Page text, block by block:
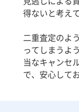
得ないと考え
二重査定のよ
ってしまうよ
当なキャンセ
で、安心して